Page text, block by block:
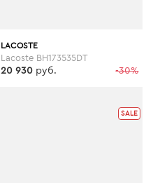
LACOSTE
Lacoste BH173535DT
-30%
20 930 руб.
SALE